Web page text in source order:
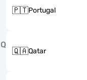
🇵🇹Portugal
Q
🇶🇦Qatar